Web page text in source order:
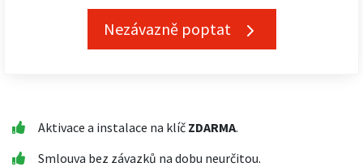
Nezávazně poptat
Aktivace a instalace na klíč ZDARMA.
Smlouva bez závazků na dobu neurčitou.